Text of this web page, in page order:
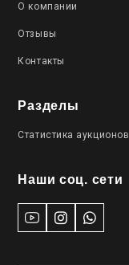
О компании
Отзывы
Контакты
Разделы
Статистика аукционов
Наши соц. сети